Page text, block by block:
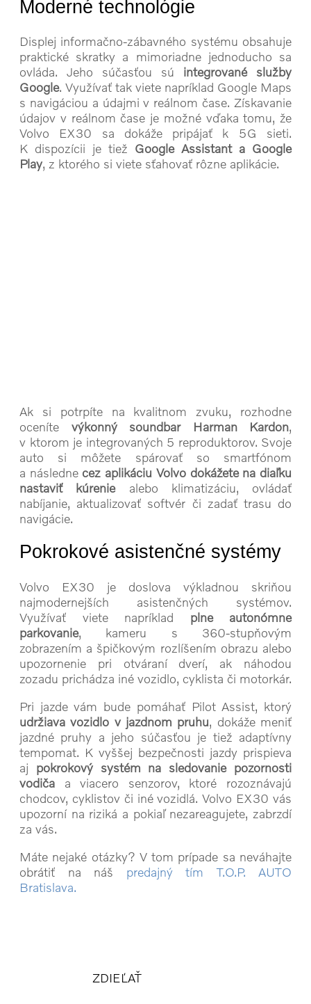
Moderné technológie
Displej informačno-zábavného systému obsahuje
praktické skratky a mimoriadne jednoducho sa
ovláda. Jeho súčasťou sú integrované služby
Google. Využívať tak viete napríklad Google Maps
s navigáciou a údajmi v reálnom čase. Získavanie
údajov v reálnom čase je možné vďaka tomu, že
Volvo EX30 sa dokáže pripájať k 5G sieti.
K dispozícii je tiež Google Assistant a Google
Play, z ktorého si viete sťahovať rôzne aplikácie.
Ak si potrpíte na kvalitnom zvuku, rozhodne
oceníte výkonný soundbar Harman Kardon,
v ktorom je integrovaných 5 reproduktorov. Svoje
auto si môžete spárovať so smartfónom
a následne cez aplikáciu Volvo dokážete na diaľku
nastaviť kúreniealebo klimatizáciu, ovládať
nabíjanie, aktualizovať softvér či zadať trasu do
navigácie.
Pokrokové asistenčné systémy
Volvo EX30 je doslova výkladnou skriňou
najmodernejších asistenčných systémov.
Využívať viete napríklad plne autonómne
parkovanie, kameru s 360-stupňovým
zobrazením a špičkovým rozlíšením obrazu alebo
upozornenie pri otváraní dverí, ak náhodou
zozadu prichádza iné vozidlo, cyklista či motorkár.
Pri jazde vám bude pomáhať Pilot Assist, ktorý
udržiava vozidlo v jazdnom pruhu, dokáže meniť
jazdné pruhy a jeho súčasťou je tiež adaptívny
tempomat. K vyššej bezpečnosti jazdy prispieva
aj pokrokový systém na sledovanie pozornosti
vodiča a viacero senzorov, ktoré rozoznávajú
chodcov, cyklistov či iné vozidlá. Volvo EX30 vás
upozorní na riziká a pokiaľ nezareagujete, zabrzdí
za vás.
Máte nejaké otázky? V tom prípade sa neváhajte
obrátiť na náš predajný tím T.O.P. AUTO
Bratislava.
ZDIEĽAŤ